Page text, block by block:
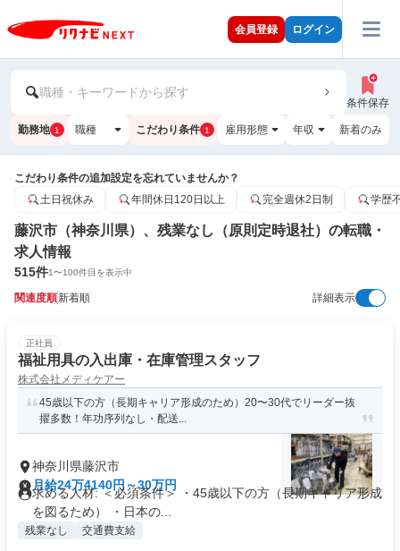
会員登録 ログイン
職種・キーワードから探す
条件保存
勤務地 1 職種 こだわり条件 1 雇用形態 年収 新着のみ
こだわり条件の追加設定を忘れていませんか？
土日祝休み
年間休日120日以上 完全週休2日制 学歴
藤沢市（神奈川県）、残業なし（原則定時退社）の転職・
求人情報
515件1〜100件目を表示中
関連度順新着順 詳細表示
正社員
福祉用具の入出庫・在庫管理スタッフ
株式会社メディケアー
45歳以下の方（長期キャリア形成のため）20〜30代でリーダー抜
擢多数！年功序列なし・配送...
神奈川県藤沢市
月給24万4140円～30万円
求める人材: ＜必須条件＞ ・45歳以下の方（長期キャリア形成
を図るため） ・日本の...
残業なし 交通費支給